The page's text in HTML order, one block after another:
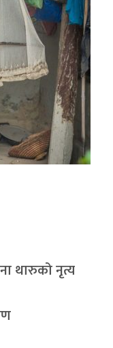
थारुको नृत्य